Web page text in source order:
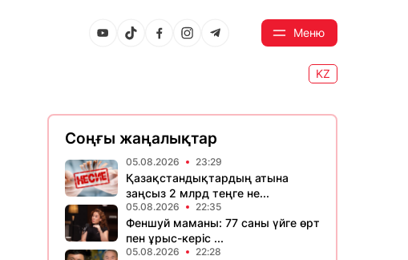
Меню
KZ
Соңғы жаңалықтар
05.08.2026 23:29
Қазақстандықтардың атына
заңсыз 2 млрд теңге не...
05.08.2026 22:35
Феншуй маманы: 77 саны үйге өрт
пен ұрыс-керіс ...
05.08.2026 22:28